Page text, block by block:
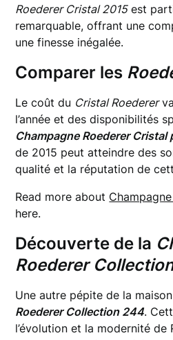
Roederer Cristal 2015est
remarquable, offrant une
une finesse inégalée.
Comparer les
Le coût du Cristal Roederer
l’année et des disponibilités
Champagne Roederer Cristal
de 2015 peut atteindre des
qualité et la réputation de
Read more about
here.
Découverte de la
Roederer
Une autre pépite de la
Roederer Collection 244.
l’évolution et la modernité de